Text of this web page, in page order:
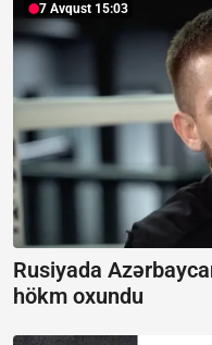
7 Avqust 15:03
Rusiyada
hökm oxundu